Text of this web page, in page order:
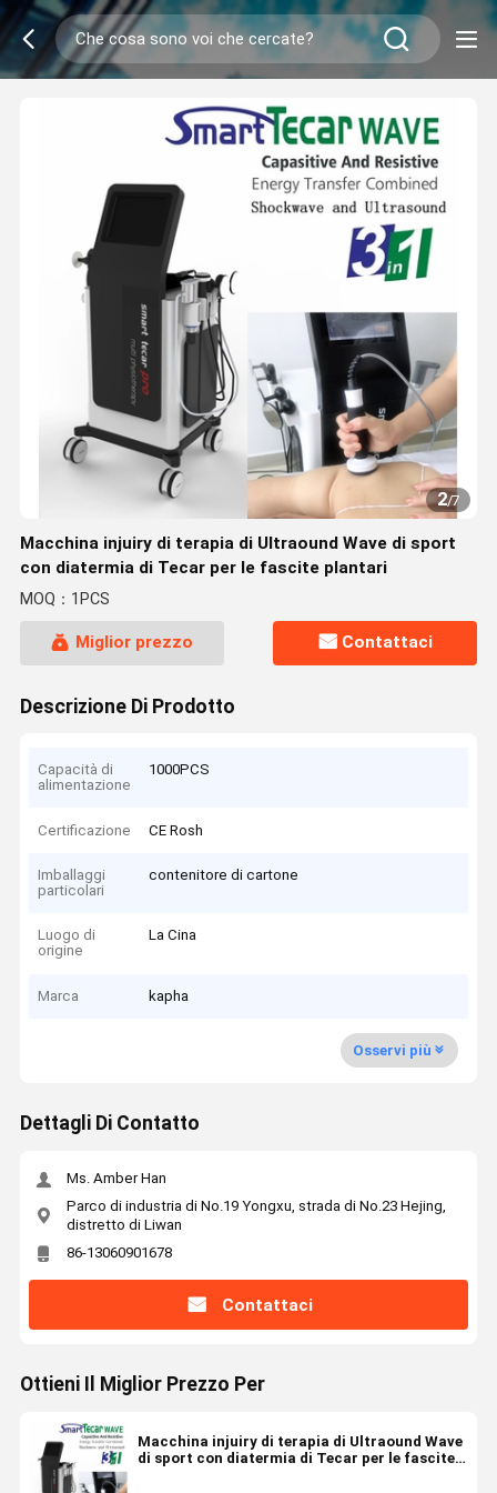
2/7
Macchina injuiry di terapia di Ultraound Wave di sport
con diatermia di Tecar per le fascite plantari
MOQ：1PCS
Miglior prezzo Contattaci
Descrizione Di Prodotto
Capacità di
alimentazione
1000PCS
Certificazione CE Rosh
Imballaggi
particolari
contenitore di cartone
Luogo di
origine
La Cina
Marca kapha
Osservi più
Dettagli Di Contatto
Ms. Amber Han
Parco di industria di No.19 Yongxu, strada di No.23 Hejing,
distretto di Liwan
86-13060901678
Contattaci
Ottieni Il Miglior Prezzo Per
Macchina injuiry di terapia di Ultraound Wave
di sport con diatermia di Tecar per le fascite